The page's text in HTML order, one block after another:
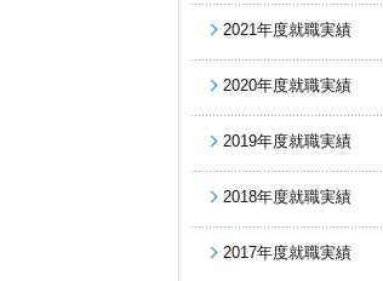
2021年度就職実績
2020年度就職実績
2019年度就職実績
2018年度就職実績
2017年度就職実績